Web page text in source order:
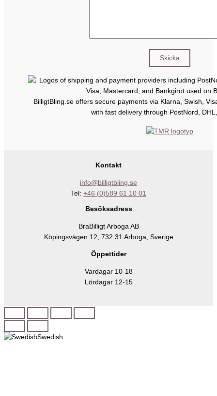
BilligtBling.se offers secure payments via Klarna, Swish,
with fast delivery through PostNord,
Kontakt
info@billigtbling.se
Tel: +46 (0)589 61 10 01
Besöksadress
BraBilligt Arboga AB
Köpingsvägen 12, 732 31 Arboga, Sverige
Öppettider
Vardagar 10-18
Lördagar 12-15
Swedish